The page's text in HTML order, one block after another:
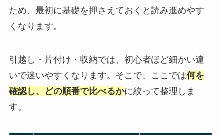
ため、最初に基礎を押さえておくと読み進めやす
くなります。
引越し・片付け・収納では、初心者ほど細かい違
いで迷いやすくなります。そこで、ここでは何を
確認し、どの順番で比べるかに絞って整理しま
す。